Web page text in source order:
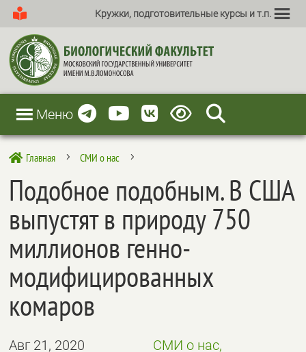
Кружки, подготовительные курсы и т.п.
Меню
 Главная 5 СМИ о нас 5
Подобное подобным. В США
выпустят в природу 750
миллионов генно-
модифицированных
комаров
Авг 21, 2020 СМИ о нас,